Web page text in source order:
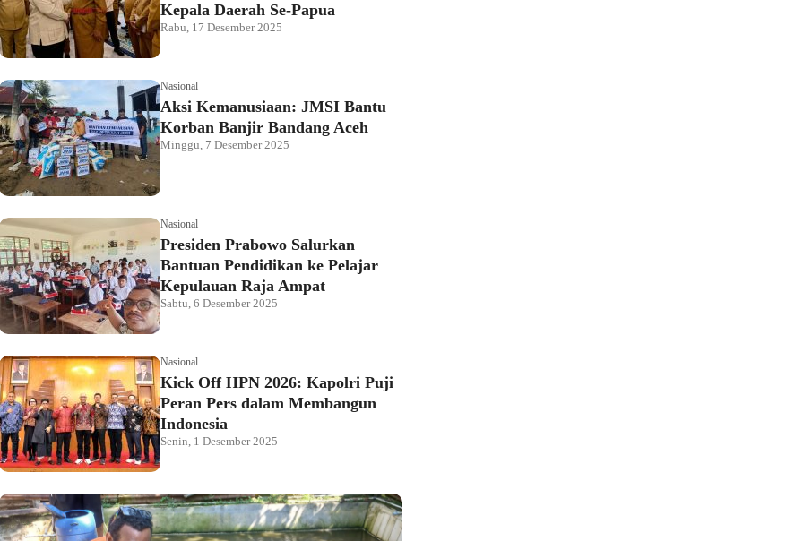
Kepala Daerah Se-Papua
Rabu, 17 Desember 2025
Nasional
Aksi Kemanusiaan: JMSI Bantu
Korban Banjir Bandang Aceh
Minggu, 7 Desember 2025
Nasional
Presiden Prabowo Salurkan
Bantuan Pendidikan ke Pelajar
Kepulauan Raja Ampat
Sabtu, 6 Desember 2025
Nasional
Kick Off HPN 2026: Kapolri Puji
Peran Pers dalam Membangun
Indonesia
Senin, 1 Desember 2025